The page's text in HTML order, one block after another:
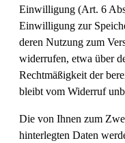
Einwilligung (Art. 6
Einwilligung zur
deren Nutzung zum
widerrufen, etwa über
Rechtmäßigkeit der
bleibt vom Widerruf
Die von Ihnen zum
hinterlegten Daten